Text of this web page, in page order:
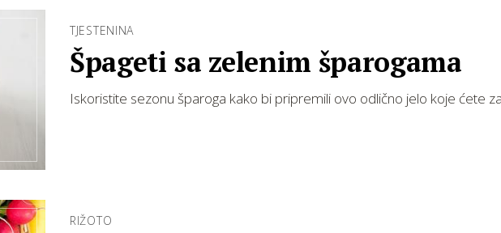
TJESTENINA
Špageti sa zelenim šparogama
Iskoristite sezonu šparoga kako bi pripremili ovo odlično jelo koje ćete
RIŽOTO